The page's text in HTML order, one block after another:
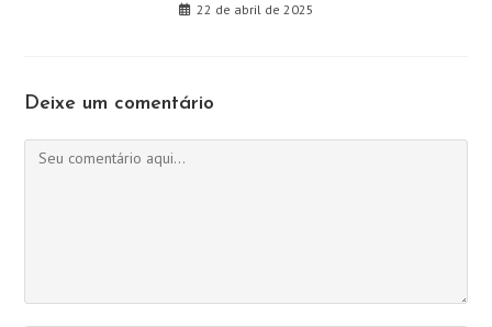
22 de abril de 2025
Deixe um comentário
Comentário